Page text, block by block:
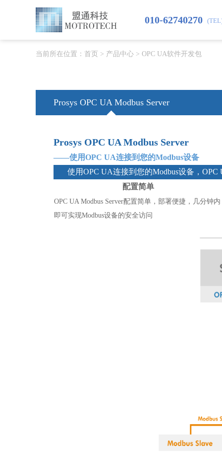
010-62740270
当前所在位置： 首页 > 产品中心 > OPC UA软件开发包
Prosys OPC UA Modbus Server
Prosys OPC UA Modbus Server
——使用OPC UA连接到您的Modbus设备
使用OPC UA连接到您的Modbus设备，
配置简单
OPC UA Modbus Server配置简单，部署便捷，几分钟内
即可实现Modbus设备的安全访问